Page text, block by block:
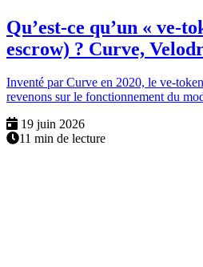
Qu’est-ce qu’un « ve-
escrow) ? Curve,
Inventé par Curve en 2020, le ve-
revenons sur le fonctionnement du
19 juin 2026
11 min de lecture